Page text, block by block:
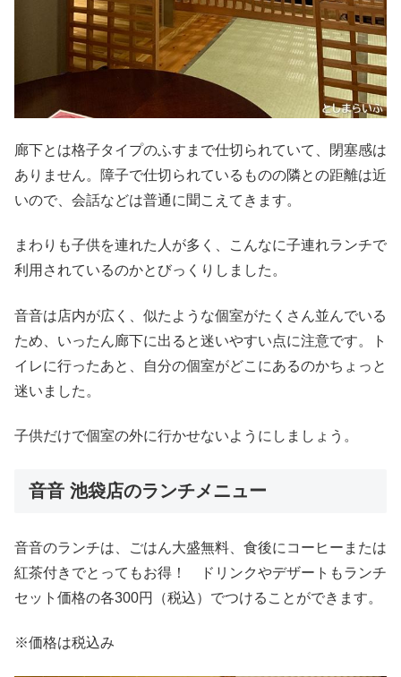
廊下とは格子タイプのふすまで仕切られていて、閉塞感は
ありません。障子で仕切られているものの隣との距離は近
いので、会話などは普通に聞こえてきます。
まわりも子供を連れた人が多く、こんなに子連れランチで
利用されているのかとびっくりしました。
音音は店内が広く、似たような個室がたくさん並んでいる
ため、いったん廊下に出ると迷いやすい点に注意です。ト
イレに行ったあと、自分の個室がどこにあるのかちょっと
迷いました。
子供だけで個室の外に行かせないようにしましょう。
音音 池袋店のランチメニュー
音音のランチは、ごはん大盛無料、食後にコーヒーまたは
紅茶付きでとってもお得！ ドリンクやデザートもランチ
セット価格の各300円（税込）でつけることができます。
※価格は税込み